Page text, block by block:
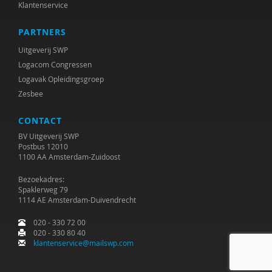
Heleen Sillekens
Jale Simsek
Jacoline van der Slot
Anne Smit
G.L.M. Snik
Majone Steketee
Trudy van der Stouwe
Klantenservice
PARTNERS
Uitgeverij SWP
Logacom Congressen
Logavak Opleidingsgroep
Zesbee
CONTACT
BV Uitgeverij SWP
Postbus 12010
1100 AA Amsterdam-Zuidoost
Bezoekadres:
Spaklerweg 79
1114 AE Amsterdam-Duivendrecht
020 - 330 72 00
020 - 330 80 40
klantenservice@mailswp.com